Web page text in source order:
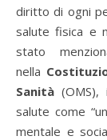
diritto di ogni
salute fisica e
stato
nella
Sanità
salute come
mentale e